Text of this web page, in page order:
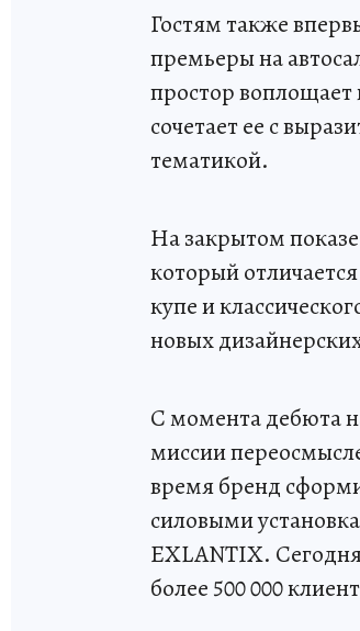
Гостям также
премьеры на
простор воплощает
сочетает ее с
тематикой.
На закрытом
который
купе и
новых
С момента дебюта
миссии
время бренд
силовыми
EXLANTIX. Сегодня
более 500 000